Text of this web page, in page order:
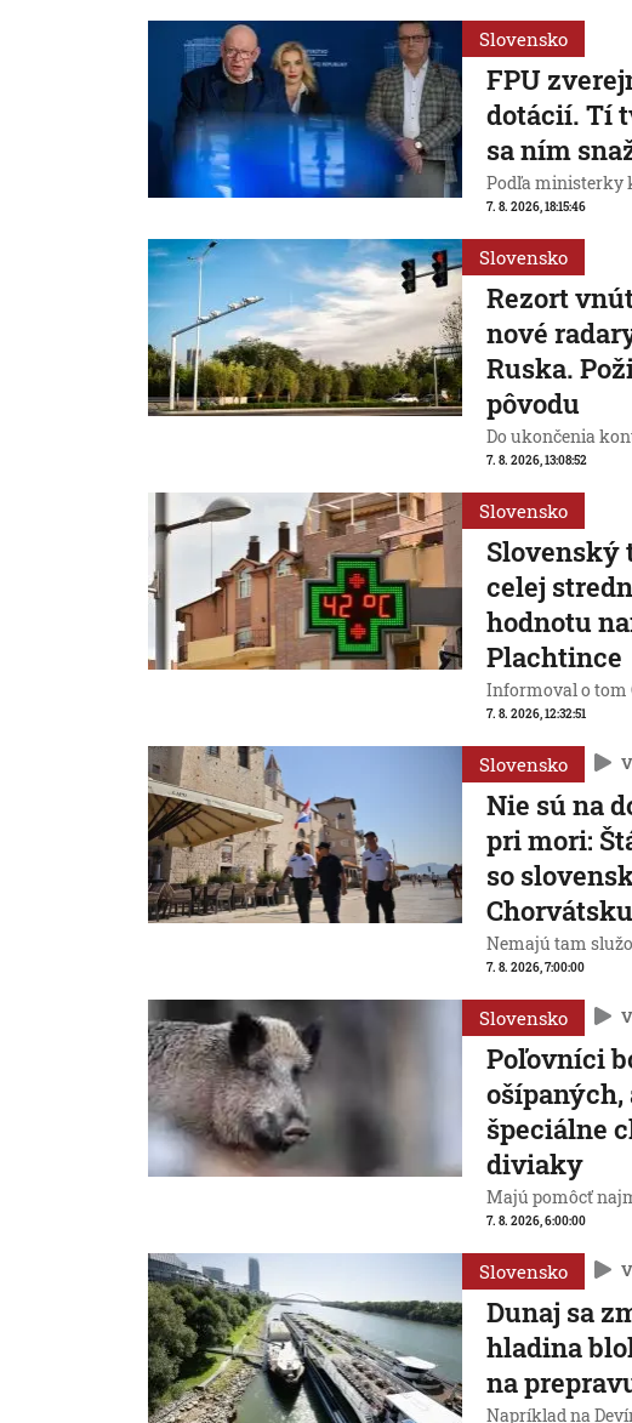
Slovensko
FPU
dotácií. Tí
sa ním
Podľa ministerky
7. 8. 2026, 18:15:46
Slovensko
Rezort
nové
Ruska.
pôvodu
Do ukončenia
7. 8. 2026, 13:08:52
Slovensko
Slovenský
celej
hodnotu
Plachtince
Informoval o tom
7. 8. 2026, 12:32:51
Slovensko
Nie sú na
pri mori:
so
Chorvátsku
Nemajú tam
7. 8. 2026, 7:00:00
Slovensko
Poľovníci
špeciálne
diviaky
Majú pomôcť
7. 8. 2026, 6:00:00
Slovensko
Dunaj sa
hladina
na
Napríklad na